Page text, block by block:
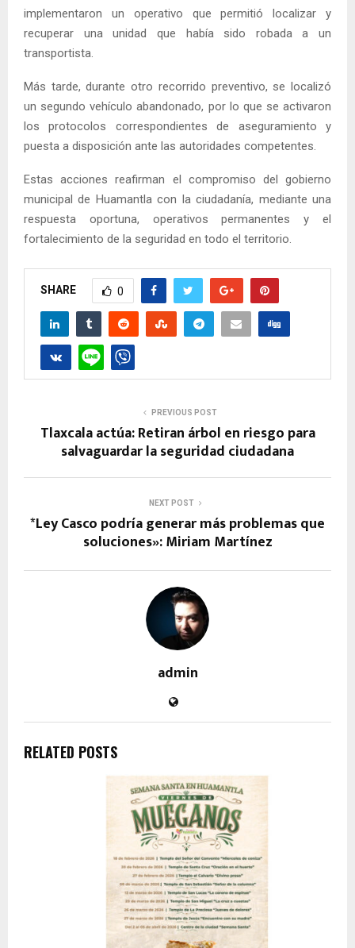
implementaron un operativo que permitió localizar y
recuperar una unidad que había sido robada a un
transportista.
Más tarde, durante otro recorrido preventivo, se localizó
un segundo vehículo abandonado, por lo que se activaron
los protocolos correspondientes de aseguramiento y
puesta a disposición ante las autoridades competentes.
Estas acciones reafirman el compromiso del gobierno
municipal de Huamantla con la ciudadanía, mediante una
respuesta oportuna, operativos permanentes y el
fortalecimiento de la seguridad en todo el territorio.
SHARE 0
PREVIOUS POST
Tlaxcala actúa: Retiran árbol en riesgo para
salvaguardar la seguridad ciudadana
NEXT POST
*Ley Casco podría generar más problemas que
soluciones»: Miriam Martínez
admin
RELATED POSTS